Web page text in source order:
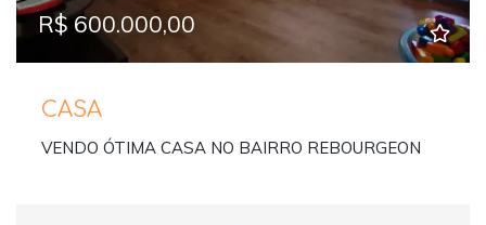
R$ 600.000,00
CASA
VENDO ÓTIMA CASA NO BAIRRO REBOURGEON